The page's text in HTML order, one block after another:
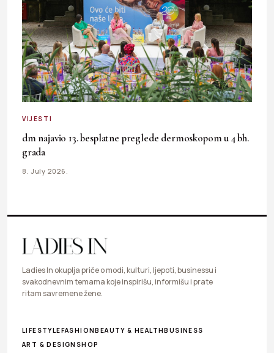
VIJESTI
dm najavio 13. besplatne preglede dermoskopom u 4 bh.
grada
8. July 2026.
Ladies In okuplja priče o modi, kulturi, ljepoti, businessu i
svakodnevnim temama koje inspirišu, informišu i prate
ritam savremene žene.
LIFESTYLEFASHIONBEAUTY & HEALTHBUSINESS
ART & DESIGN SHOP